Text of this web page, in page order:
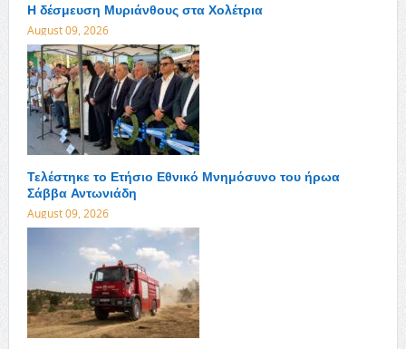
Η δέσμευση Μυριάνθους στα Χολέτρια
August 09, 2026
Τελέστηκε το Ετήσιο Εθνικό Μνημόσυνο του ήρωα
Σάββα Αντωνιάδη
August 09, 2026